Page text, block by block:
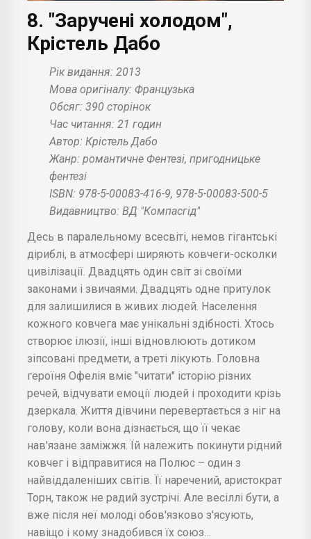
8. "Заручені холодом",
Крістель Дабо
Рік видання: 2013
Мова оригіналу: Французька
Обсяг: 390 сторінок
Час читання: 21 годин
Автор: Крістель Дабо
Жанр: романтичне Фентезі, пригодницьке
фентезі
ISBN: 978-5-00083-416-9, 978-5-00083-500-5
Видавництво: ВД "Компасгід"
Десь в паралельному всесвіті, немов гігантські
діриблі, в атмосфері ширяють ковчеги-осколки
цивілізації. Двадцять один світ зі своїми
законами і звичаями. Двадцять одне притулок
для залишилися в живих людей. Населення
кожного ковчега має унікальні здібності. Хтось
створює ілюзії, інші відновлюють дотиком
зіпсовані предмети, а треті лікують. Головна
героїня Офелія вміє "читати" історію різних
речей, відчувати емоції людей і проходити крізь
дзеркала. Життя дівчини перевертається з ніг на
голову, коли вона дізнається, що її чекає
нав'язане заміжжя. Їй належить покинути рідний
ковчег і відправитися на Полюс – один з
найвіддаленіших світів. Її наречений, аристократ
Торн, також не радий зустрічі. Але весіллі бути, а
вже після неї молоді обов'язково з'ясують,
навіщо і кому знадобився їх союз…